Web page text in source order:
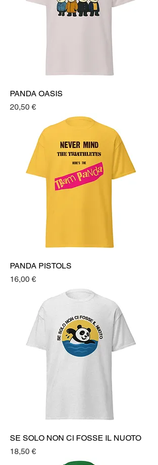
PANDA OASIS
Prezzo
20,50 €
PANDA PISTOLS
Prezzo
16,00 €
SE SOLO NON CI FOSSE IL NUOTO
Prezzo
18,50 €